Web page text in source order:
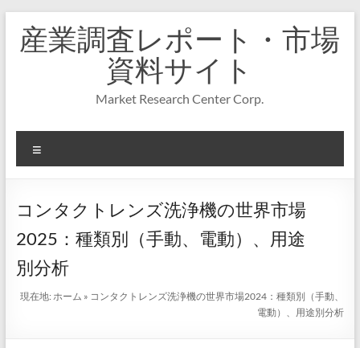
キ
プ
産業調査レポート・市場
資料サイト
Market Research Center Corp.
ニ
ー
コンタクトレンズ洗浄機の世界市場
2025：種類別（手動、電動）、用途
別分析
現在地:ホーム » コンタクトレンズ洗浄機の世界市場2024：種類別（手動、
電動）、用途別分析